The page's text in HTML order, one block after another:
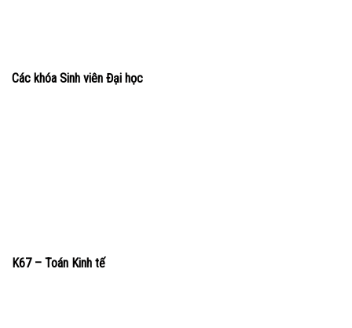
Các khóa Sinh viên Đại học
K67 – Toán Kinh tế